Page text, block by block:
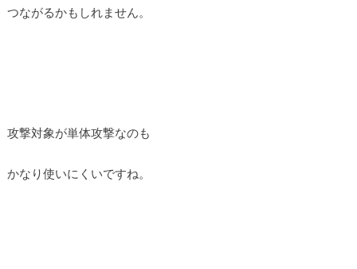
つながるかもしれません。
攻撃対象が単体攻撃なのも
かなり使いにくいですね。